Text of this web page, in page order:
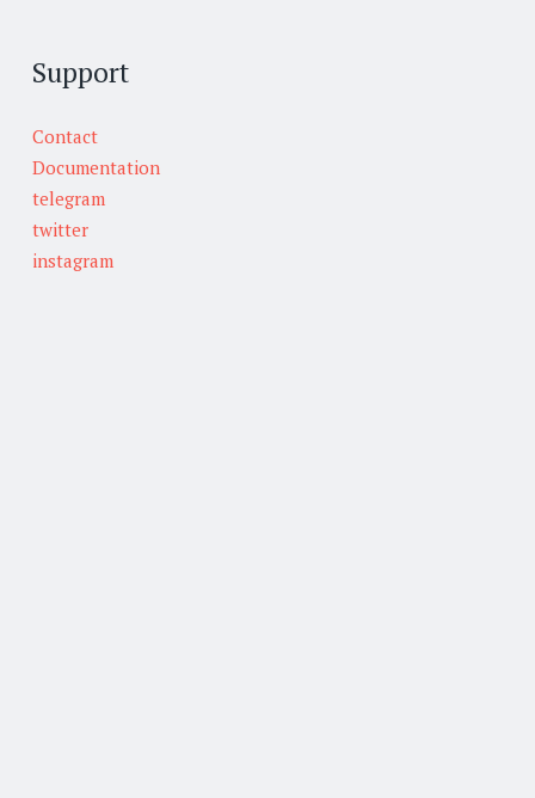
Support
Contact
Documentation
telegram
twitter
instagram